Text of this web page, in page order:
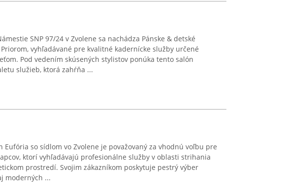
SNP 97/24 v Zvolene sa nachádza Pánske & detské
vyhľadávané pre kvalitné kadernícke služby určené
Pod vedením skúsených stylistov ponúka tento salón
služieb, ktorá zahŕňa ...
Eufória so sídlom vo Zvolene je považovaný za vhodnú voľbu pre
ktorí vyhľadávajú profesionálne služby v oblasti strihania
prostredí. Svojim zákazníkom poskytuje pestrý výber
moderných ...